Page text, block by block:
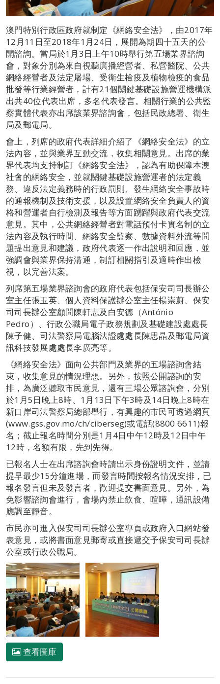
澳門特別行政區政府就制定《網絡安全法》，由2017年
12月11日至2018年1月24日，展開為期四十五天的公
開諮詢。當局於1月3日上午10時舉行第五場業界諮詢
會，對象分別為來自視聽廣播經營者、私營醫院、公共
網絡經營者及法定屠場、受衛生檢疫及植物檢疫的食品
批發等行業經營者，計有21個關鍵基礎設施營運機構派
出共40位代表出席，多名代表發言。相關行業的公共監
察實體代表亦出席該業界諮詢會，包括民政總署、衛生
局及郵電局。
會上，列席的政府代表詳細介紹了《網絡安全法》的立
法內容，並與業界互動交流，收集相關意見。出席的業
界代表均支持制訂《網絡安全法》，認為有助保障本澳
社會的網絡安全，並就關鍵基礎設施營運者的法定義
務、違反法定義務時的行政罰則、發生網絡安全事故時
的通報機制及技術支援，以及設置網絡安全負責人的資
格和營運者自行檢測及報告等方面踴躍與政府代表交流
意見。其中，公共網絡經營者對電話預付卡實名制的立
法內容及執行時間、網絡安全監察、數據資料外流等問
題提出意見和建議，政府代表逐一作出說明和回應，並
強調會與業界保持溝通，制訂相關指引及適時作出檢
視，以完善法案。
列席第五場業界諮詢會的政府代表包括保安司司長辦公
室主任張玉英、個人資料保護辦公室主任楊崇蔚、保安
司司長辦公室顧問陳軒志及白安德（António
Pedro）、行政公職局電子政務規劃及基礎建設處處長
陳子健、司法警察局電腦法證處處長陳思晶及郵電局資
訊科技發展處處長李廣亮等。
《網絡安全法》面向公共部門及業界的五場諮詢會結
束，收集意見的情況理想。另外，按照公開諮詢的安
排，為廣泛聽取市民意見，還有三場公眾諮詢會，分別
於1月5日晚上8時、1月13日下午3時及14日晚上8時在
新口岸司法警察局總部舉行，有興趣的市民可透過網頁
(www.gss.gov.mo/ch/ciberseg)或電話(8800 6611)報
名；截止報名時間分別是1月4日中午12時及12日中午
12時，名額有限，先到先得。
已報名人士在出席諮詢會時請出示身份證明文件，並請
提早最少15分鐘進場，而發言時間按報名情況安排，已
報名發言但未及發言者，歡迎提交書面意見。另外，為
免影響諮詢會進行，會場內禁止飲食、喧嘩，通訊設備
應調至靜音。
市民亦可進入保安司司長辦公室專頁或政府入口網站發
表意見，或將書面意見郵寄或直接遞交予保安司司長辦
公室或行政公職局。
查看圖庫